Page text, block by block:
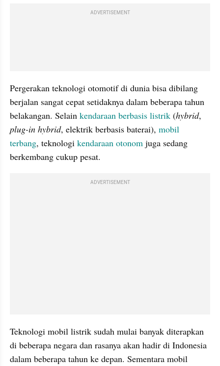
ADVERTISEMENT
Pergerakan teknologi otomotif di dunia bisa dibilang
berjalan sangat cepat setidaknya dalam beberapa tahun
belakangan. Selain kendaraan berbasis listrik (hybrid
plug-in hybrid, elektrik berbasis baterai), mobil
terbang, teknologi kendaraan otonom juga sedang
berkembang cukup pesat.
ADVERTISEMENT
Teknologi mobil listrik sudah mulai banyak diterapkan
di beberapa negara dan rasanya akan hadir di Indonesia
dalam beberapa tahun ke depan. Sementara mobil